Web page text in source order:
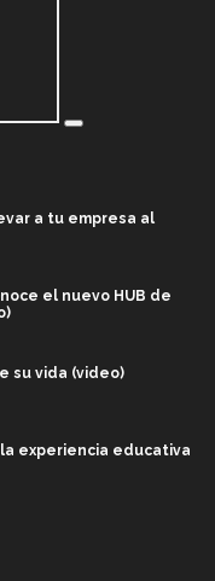
a tu empresa al
el nuevo HUB de
su vida (video)
experiencia educativa